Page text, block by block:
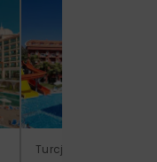
Turcja / Riwiera